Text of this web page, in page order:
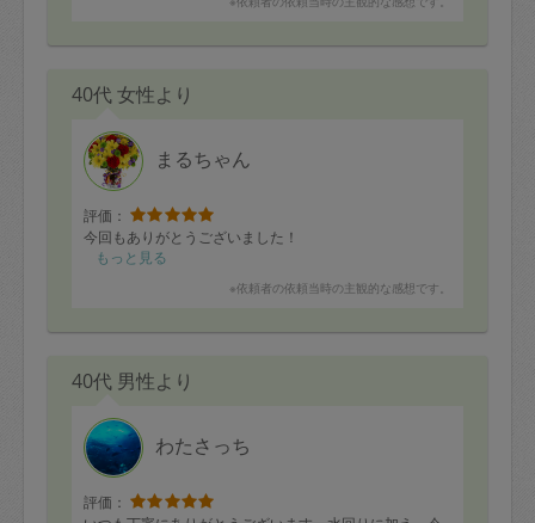
40代 女性より
まるちゃん
評価：
今回もありがとうございました！
もっと見る
※依頼者の依頼当時の主観的な感想です。
40代 男性より
わたさっち
評価：